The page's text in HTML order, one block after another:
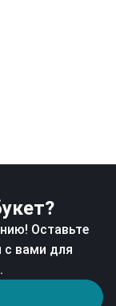
Оставьте
с вами для